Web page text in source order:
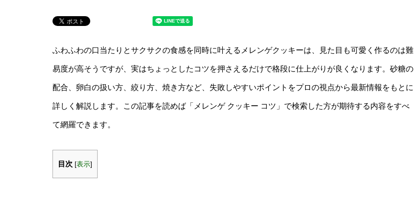
ふわふわの口当たりとサクサクの食感を同時に叶えるメレンゲクッキーは、見た目も可愛く作るのは難
易度が高そうですが、実はちょっとしたコツを押さえるだけで格段に仕上がりが良くなります。砂糖の
配合、卵白の扱い方、絞り方、焼き方など、失敗しやすいポイントをプロの視点から最新情報をもとに
詳しく解説します。この記事を読めば「メレンゲ クッキー コツ」で検索した方が期待する内容をすべ
て網羅できます。
目次 [表示]